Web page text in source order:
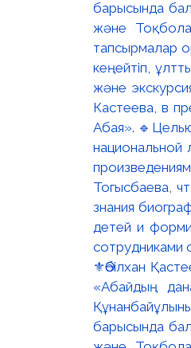
⚜️Әбілхан
«Абайдың
барысында